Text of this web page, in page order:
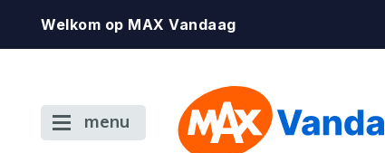
Welkom op MAX Vandaag
menu